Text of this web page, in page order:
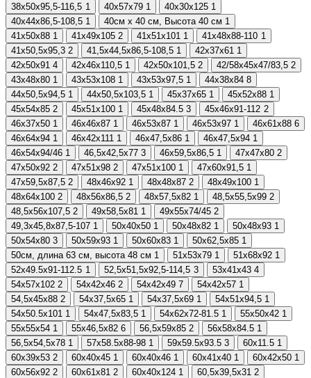
38х50х95,5-116,5 1 40х57х79 1 40х30х125 1
40х44х86,5-108,5 1 40см х 40 см, Высота 40 см 1
41х50х88 1 41х49х105 2 41х51х101 1 41х48х88-110 1
41х50,5х95,3 2 41,5х44,5х86,5-108,5 1 42х37х61 1
42х50х91 4 42х46х110,5 1 42х50х101,5 2 42/58х45х47/83,5 2
43х48х80 1 43х53х108 1 43х53х97,5 1 44х38х84 8
44х50,5х94,5 1 44х50,5х103,5 1 45х37х65 1 45х52х88 1
45х54х85 2 45х51х100 1 45х48х84.5 3 45х46х91-112 2
46х37х50 1 46х46х87 1 46х53х87 1 46х53х97 1 46х61х88 6
46х64х94 1 46х42х111 1 46х47,5х86 1 46х47,5х94 1
46х54x94/46 1 46,5х42,5х77 3 46х59,5х86,5 1 47х47х80 2
47х50х92 2 47х51х98 2 47х51х100 1 47х60х91,5 1
47х59,5х87,5 2 48х46х92 1 48х48х87 2 48х49х100 1
48х64х100 2 48х56х86,5 2 48х57,5х82 1 48,5х55,5х99 2
48,5х56х107,5 2 49х58,5х81 1 49х55х74/45 2
49,3х45,8х87,5-107 1 50х40х50 1 50х48х82 1 50х48х93 1
50х54х80 3 50х59х93 1 50х60х83 1 50х62,5х85 1
50см, длина 63 см, высота 48 см 1 51х53х79 1 51х68х92 1
52х49.5х91-112.5 1 52,5х51,5х92,5-114,5 3 53x41x43 4
54x57x102 2 54х42х46 2 54х42х49 7 54х42х57 1
54,5х45х88 2 54х37,5х65 1 54х37,5х69 1 54х51х94,5 1
54х50.5х101 1 54х47,5х83,5 1 54х62х72-81.5 1 55х50х42 1
55х55х54 1 55х46,5х82 6 56,5х59х85 2 56х58х84.5 1
56,5х54,5х78 1 57х58.5х88-98 1 59х59.5х93.5 3 60х11.5 1
60х39х53 2 60х40х45 1 60х40х46 1 60х41х40 1 60х42х50 1
60х56х92 2 60х61х81 2 60х40х124 1 60,5х39,5х31 2